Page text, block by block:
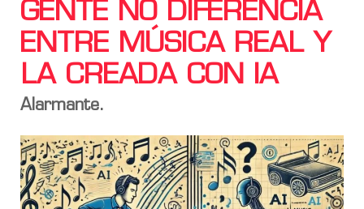
GENTE NO DIFERENCIA
ENTRE MÚSICA REAL Y
LA CREADA CON IA
Alarmante.